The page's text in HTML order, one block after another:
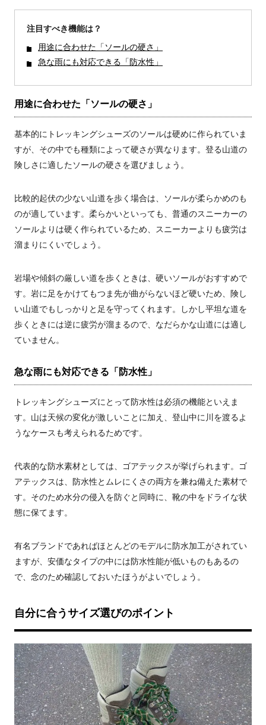
注目すべき機能は？
用途に合わせた「ソールの硬さ」
急な雨にも対応できる「防水性」
用途に合わせた「ソールの硬さ」
基本的にトレッキングシューズのソールは硬めに作られていま
すが、その中でも種類によって硬さが異なります。登る山道の
険しさに適したソールの硬さを選びましょう。
比較的起伏の少ない山道を歩く場合は、ソールが柔らかめのも
のが適しています。柔らかいといっても、普通のスニーカーの
ソールよりは硬く作られているため、スニーカーよりも疲労は
溜まりにくいでしょう。
岩場や傾斜の厳しい道を歩くときは、硬いソールがおすすめで
す。岩に足をかけてもつま先が曲がらないほど硬いため、険し
い山道でもしっかりと足を守ってくれます。しかし平坦な道を
歩くときには逆に疲労が溜まるので、なだらかな山道には適し
ていません。
急な雨にも対応できる「防水性」
トレッキングシューズにとって防水性は必須の機能といえま
す。山は天候の変化が激しいことに加え、登山中に川を渡るよ
うなケースも考えられるためです。
代表的な防水素材としては、ゴアテックスが挙げられます。ゴ
アテックスは、防水性とムレにくさの両方を兼ね備えた素材で
す。そのため水分の侵入を防ぐと同時に、靴の中をドライな状
態に保てます。
有名ブランドであればほとんどのモデルに防水加工がされてい
ますが、安価なタイプの中には防水性能が低いものもあるの
で、念のため確認しておいたほうがよいでしょう。
自分に合うサイズ選びのポイント